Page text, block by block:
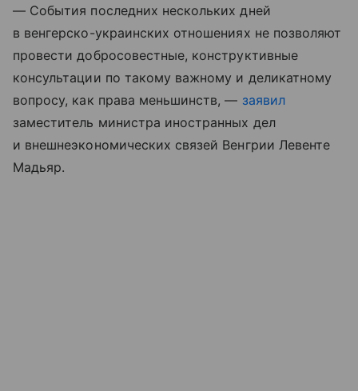
— События последних нескольких дней
в венгерско-украинских отношениях не позволяют
провести добросовестные, конструктивные
консультации по такому важному и деликатному
вопросу, как права меньшинств, — заявил
заместитель министра иностранных дел
и внешнеэкономических связей Венгрии Левенте
Мадьяр.